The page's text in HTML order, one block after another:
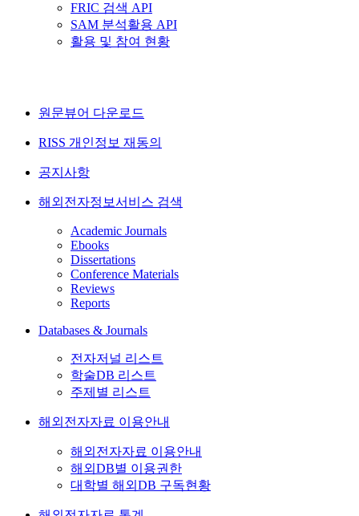
FRIC 검색 API
SAM 분석활용 API
활용 및 참여 현황
원문뷰어 다운로드
RISS 개인정보 재동의
공지사항
해외전자정보서비스 검색
Academic Journals
Ebooks
Dissertations
Conference Materials
Reviews
Reports
Databases & Journals
전자저널 리스트
학술DB 리스트
주제별 리스트
해외전자자료 이용안내
해외전자자료 이용안내
해외DB별 이용권한
대학별 해외DB 구독현황